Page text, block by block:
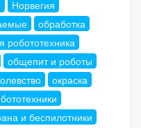
Норвегия
обработка
робототехника
общепит и роботы
окраска
и беспилотники